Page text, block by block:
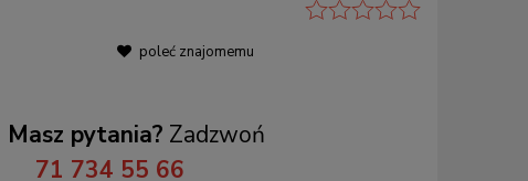
poleć znajomemu
Masz pytania? Zadzwoń
71 734 55 66